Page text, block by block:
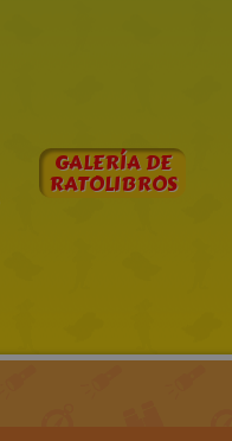
GALERÍA DE
RATOLIBROS